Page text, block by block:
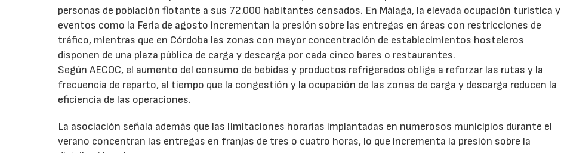
personas de población flotante a sus 72.000 habitantes censados. En Málaga, la elevada ocupación turística y
eventos como la Feria de agosto incrementan la presión sobre las entregas en áreas con restricciones de
tráfico, mientras que en Córdoba las zonas con mayor concentración de establecimientos hosteleros
disponen de una plaza pública de carga y descarga por cada cinco bares o restaurantes.
Según AECOC, el aumento del consumo de bebidas y productos refrigerados obliga a reforzar las rutas y la
frecuencia de reparto, al tiempo que la congestión y la ocupación de las zonas de carga y descarga reducen la
eficiencia de las operaciones.
La asociación señala además que las limitaciones horarias implantadas en numerosos municipios durante el
verano concentran las entregas en franjas de tres o cuatro horas, lo que incrementa la presión sobre la